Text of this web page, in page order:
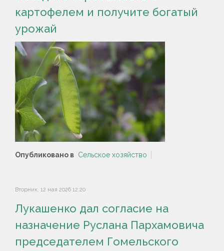
картофелем и получите богатый
урожай
Опубликовано в Сельское хозяйство
Вторник, 12 мая 2026 12:20
Лукашенко дал согласие на
назначение Руслана Пархамовича
председателем Гомельского